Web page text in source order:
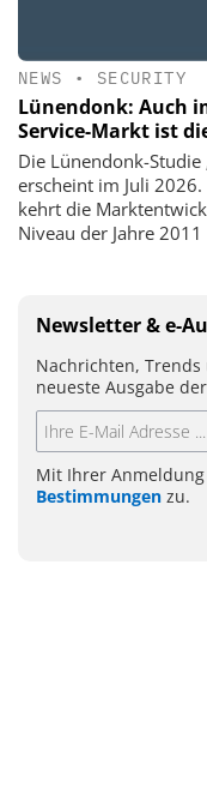
NEWS • SECURITY
Lünendonk: Auch
Service-Markt ist
Die Lünendonk-Studie
erscheint im Juli
kehrt die
Niveau der Jahre
Newsletter & e-
Nachrichten,
neueste Ausgabe der
Mit Ihrer
Bestimmungen zu.